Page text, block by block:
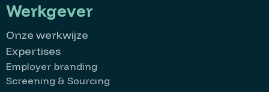
Werkgever
Onze werkwijze
Expertises
Employer branding
Screening & Sourcing